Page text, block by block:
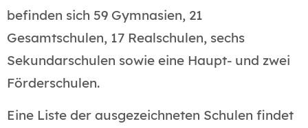
befinden sich 59 Gymnasien, 21
Gesamtschulen, 17 Realschulen, sechs
Sekundarschulen sowie eine Haupt- und zwei
Förderschulen.
Eine Liste der ausgezeichneten Schulen findet